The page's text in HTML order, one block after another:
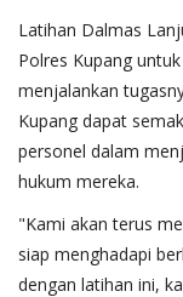
Latihan Dalmas
Polres Kupang
menjalankan
Kupang dapat
personel dalam
hukum mereka.
"Kami akan terus
siap menghadapi
dengan latihan ini,